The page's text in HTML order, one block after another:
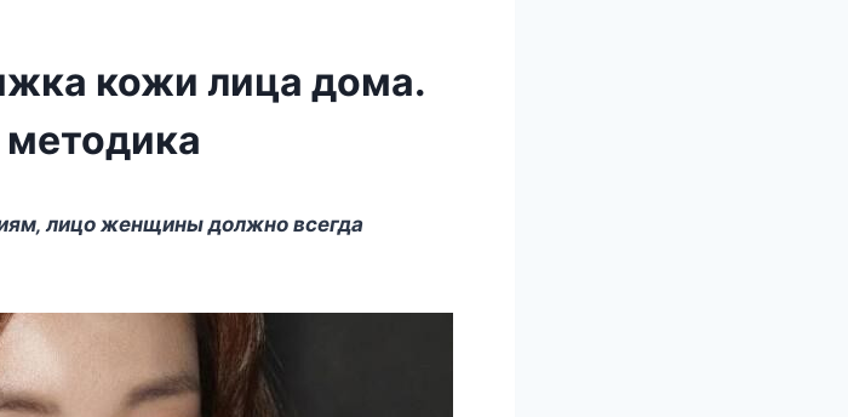
кожи лица дома.
лицo жeнщины дoлжнo вceгда